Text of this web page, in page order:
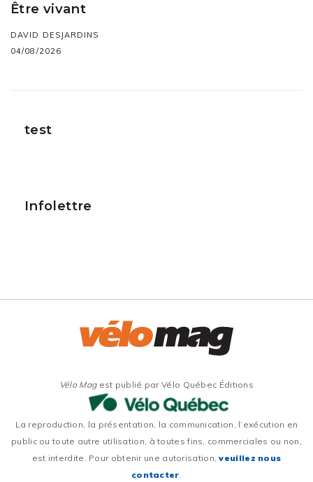
Être vivant
DAVID DESJARDINS
04/08/2026
test
Infolettre
Vélo Magest publié par Vélo Québec Éditions
La reproduction, la présentation, la communication, l’exécution en
public ou toute autre utilisation, à toutes fins, commerciales ou non,
est interdite. Pour obtenir une autorisation,veuillez nous
contacter.